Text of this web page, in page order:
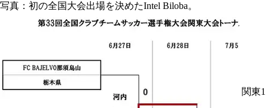
写真：初の全国大会出場を決めたIntel Biloba。
関東1